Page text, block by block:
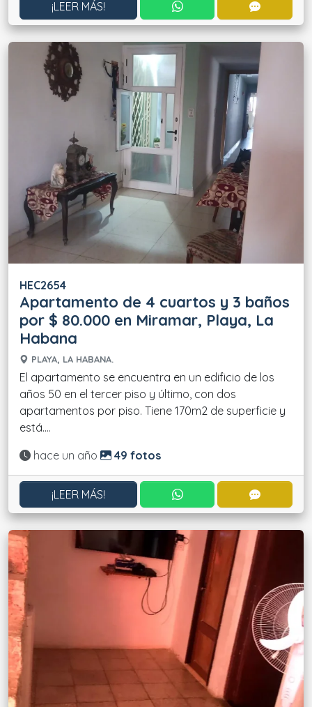
¡LEER MÁS! CONTACTAR POR
HEC2654
Apartamento de 4 cuartos y 3 baños
por $ 80.000 en Miramar, Playa, La
Habana
PLAYA, LA HABANA.
El apartamento se encuentra en un edificio de los
años 50 en el tercer piso y último, con dos
apartamentos por piso. Tiene 170m2 de superficie y
está....
Actualizado:
hace un año 49 fotos
¡LEER MÁS! CONTACTAR POR